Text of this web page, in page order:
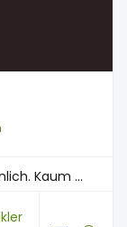
Kaum ...